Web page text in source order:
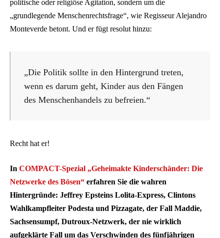
politische oder religiöse Agitation, sondern um die
„grundlegende Menschenrechtsfrage“, wie Regisseur Alejandro
Monteverde betont. Und er fügt resolut hinzu:
„Die Politik sollte in den Hintergrund treten,
wenn es darum geht, Kinder aus den Fängen
des Menschenhandels zu befreien.“
Recht hat er!
In COMPACT-Spezial „Geheimakte Kinderschänder: Die
Netzwerke des Bösen“ erfahren Sie die wahren
Hintergründe: Jeffrey Epsteins Lolita-Express, Clintons
Wahlkampfleiter Podesta und Pizzagate, der Fall Maddie,
Sachsensumpf, Dutroux-Netzwerk, der nie wirklich
aufgeklärte Fall um das Verschwinden des fünfjährigen